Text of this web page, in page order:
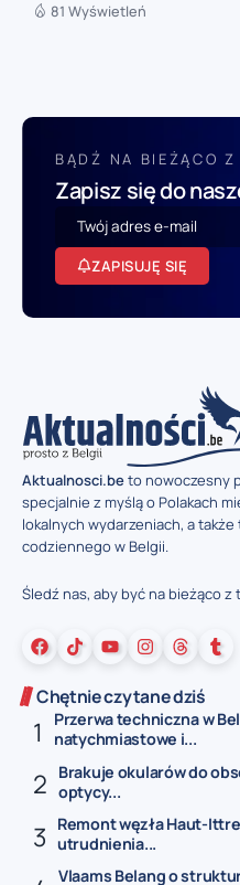
81 Wyświetleń
BĄDŹ NA BIEŻĄCO
Zapisz się do
ZAPISUJĘ SIĘ
Aktualnosci.beto nowoczesny
specjalnie z myślą o Polakach
lokalnych wydarzeniach, a
codziennego w Belgii.
Śledź nas, aby być na bieżąco z
Chętnie czytane dziś
Przerwa techniczna w
natychmiastowe i...
Brakuje okularów do
optycy...
Remont węzła Haut-
utrudnienia...
Vlaams Belang o